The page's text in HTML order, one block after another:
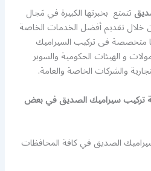
تتمتع بخبرتها الكبيرة في مَجال
خلال تقديم أفضل الخدمات الخاصة
متخصصة فى تركيب السيراميك
و الهيئات الحكومية والسوبر
والشركات الخاصة والعامة.
تركيب سيراميك الصديق في بعض
الصديق في كافة المحافظات